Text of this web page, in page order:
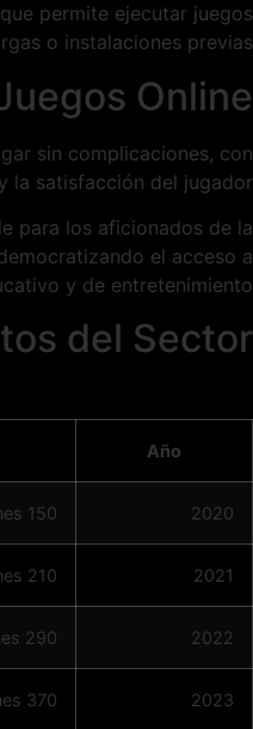
permite ejecutar juegos
o instalaciones previas.
Online
sin complicaciones, con
la satisfacción del jugador.
para los aficionados de la
el acceso a
y de entretenimiento.
del Sector
Año
2020
150 millones
2021
210 millones
2022
290 millones
2023
370 millones